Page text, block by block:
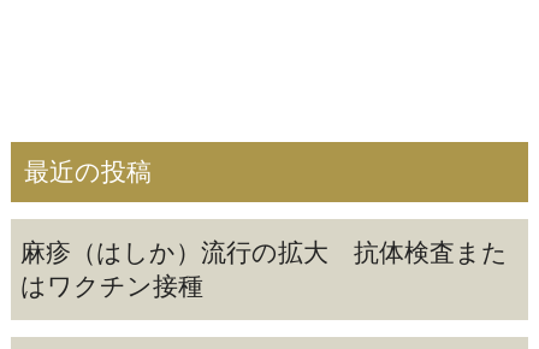
最近の投稿
麻疹（はしか）流行の拡大 抗体検査また
はワクチン接種